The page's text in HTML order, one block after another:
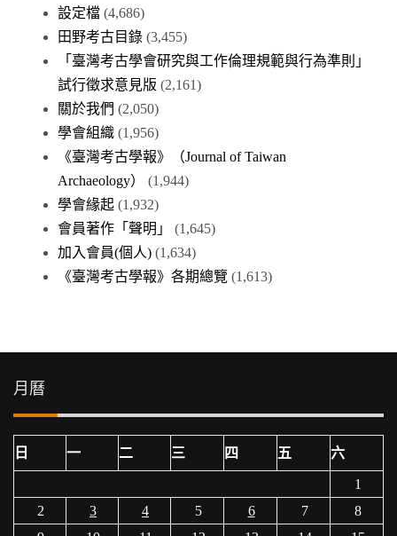
設定檔 (4,686)
田野考古目錄 (3,455)
「臺灣考古學會研究與工作倫理規範與行為準則」
試行徵求意見版 (2,161)
關於我們 (2,050)
學會組織 (1,956)
《臺灣考古學報》（Journal of Taiwan
Archaeology）
(1,944)
學會緣起 (1,932)
會員著作「聲明」
(1,645)
加入會員(個人) (1,634)
《臺灣考古學報》各期總覽 (1,613)
月曆
日 一 二 三 四 五 六
1
2
3 4 5 6 7
8